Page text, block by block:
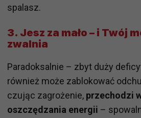
spalasz.
3. Jesz za mało – i Twój
zwalnia
Paradoksalnie – zbyt duży
również może zablokować
czując zagrożenie, przechodzi
oszczędzania energii –